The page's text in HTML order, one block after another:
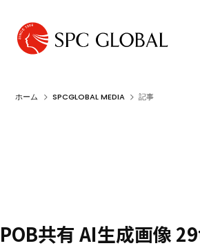
ホーム SPCGLOBAL MEDIA 記事
POB共有 AI生成画像